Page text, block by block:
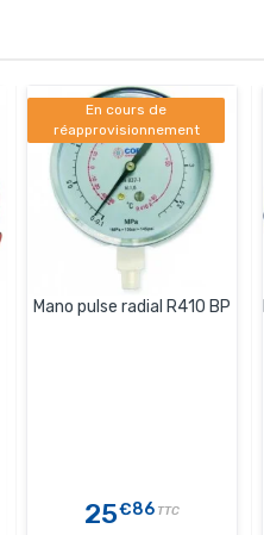
En cours de
réapprovisionnement
Mano pulse radial R410 BP
25€86 TTC